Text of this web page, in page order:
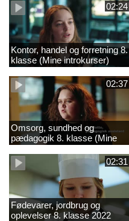
02:24
Kontor, handel og forretning 8.
klasse (Mine introkurser)
2022
02:37
Omsorg, sundhed og
pædagogik 8. klasse (Mine
introkurser) 2022
02:31
Fødevarer, jordbrug og
oplevelser 8. klasse 2022